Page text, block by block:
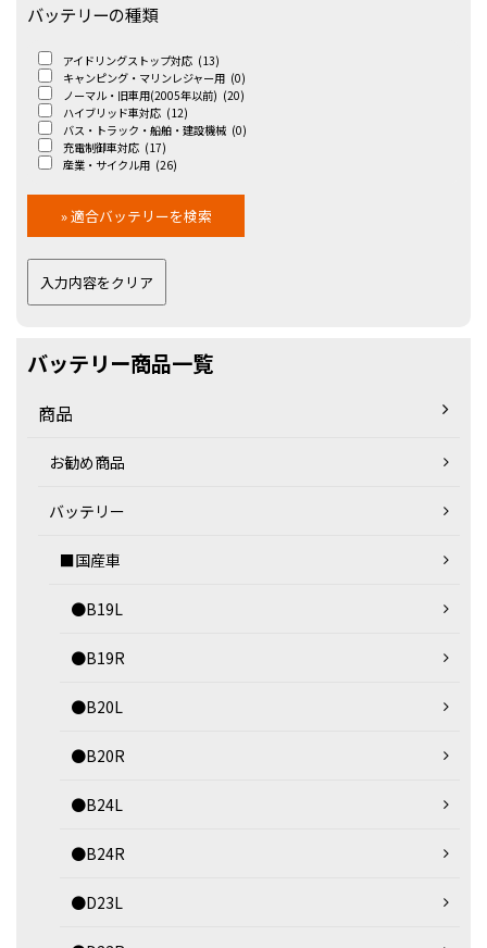
バッテリーの種類
アイドリングストップ対応 (13)
キャンピング・マリンレジャー用 (0)
ノーマル・旧車用(2005年以前) (20)
ハイブリッド車対応 (12)
バス・トラック・船舶・建設機械 (0)
充電制御車対応 (17)
産業・サイクル用 (26)
バッテリー商品一覧
商品
お勧め商品
バッテリー
■国産車
●B19L
●B19R
●B20L
●B20R
●B24L
●B24R
●D23L